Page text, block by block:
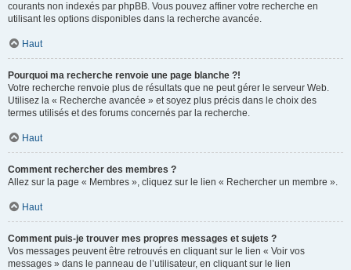
courants non indexés par phpBB. Vous pouvez affiner votre recherche en
utilisant les options disponibles dans la recherche avancée.
Haut
Pourquoi ma recherche renvoie une page blanche ?!
Votre recherche renvoie plus de résultats que ne peut gérer le serveur Web.
Utilisez la « Recherche avancée » et soyez plus précis dans le choix des
termes utilisés et des forums concernés par la recherche.
Haut
Comment rechercher des membres ?
Allez sur la page « Membres », cliquez sur le lien « Rechercher un membre ».
Haut
Comment puis-je trouver mes propres messages et sujets ?
Vos messages peuvent être retrouvés en cliquant sur le lien « Voir vos
messages » dans le panneau de l’utilisateur, en cliquant sur le lien